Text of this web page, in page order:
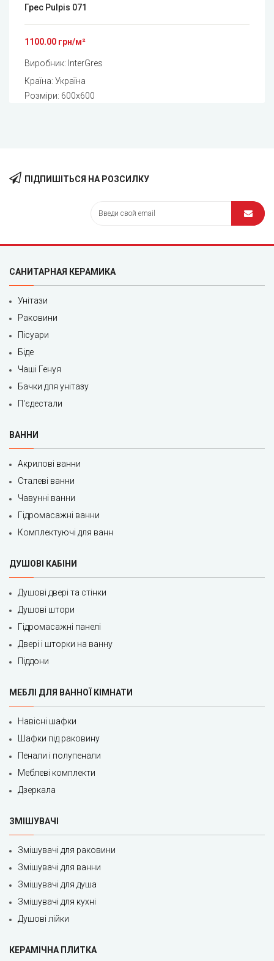
Грес Pulpis 071
1100.00 грн/м²
Виробник: InterGres
Країна: Україна
Розміри: 600x600
ПІДПИШІТЬСЯ НА РОЗСИЛКУ
САНИТАРНАЯ КЕРАМИКА
Унітази
Раковини
Пісуари
Біде
Чаші Генуя
Бачки для унітазу
П'єдестали
ВАННИ
Акрилові ванни
Сталеві ванни
Чавунні ванни
Гідромасажні ванни
Комплектуючі для ванн
ДУШОВІ КАБІНИ
Душові двері та стінки
Душові штори
Гідромасажні панелі
Двері і шторки на ванну
Піддони
МЕБЛІ ДЛЯ ВАННОЇ КІМНАТИ
Навісні шафки
Шафки під раковину
Пенали і полупенали
Меблеві комплекти
Дзеркала
ЗМІШУВАЧІ
Змішувачі для раковини
Змішувачі для ванни
Змішувачі для душа
Змішувачі для кухні
Душові лійки
КЕРАМІЧНА ПЛИТКА